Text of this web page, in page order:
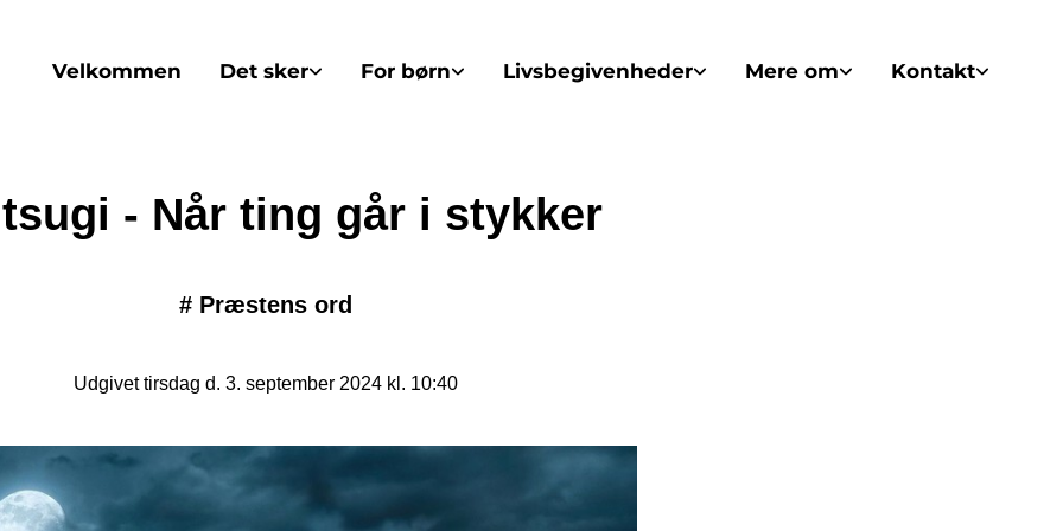
Velkommen Det sker For børn Livsbegivenheder Mere om Kontakt
- Når ting går i stykker
# Præstens ord
Udgivet tirsdag d. 3. september 2024 kl. 10:40